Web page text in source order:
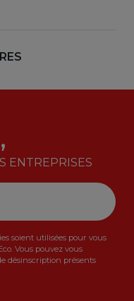
ENTREPRISES
soient utilisées pour vous
Vous pouvez vous
désinscription présents